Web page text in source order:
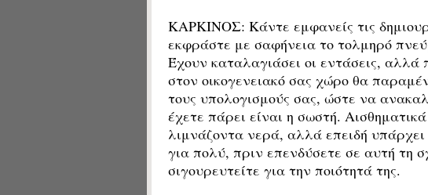
ΚΑΡΚΙΝΟΣ: Κάντε εμφανείς τις
εκφράστε με σαφήνεια το τολμηρό
Έχουν καταλαγιάσει οι εντάσεις,
στον οικογενειακό σας χώρο θα
τους υπολογισμούς σας, ώστε να
έχετε πάρει είναι η σωστή.
λιμνάζοντα νερά, αλλά επειδή
για πολύ, πριν επενδύσετε σε αυτή τη
σιγουρευτείτε για την ποιότητά της.